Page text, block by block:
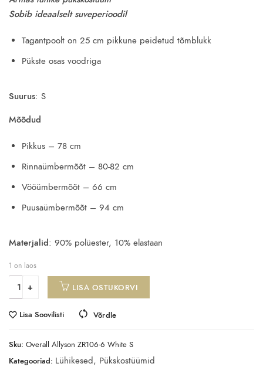
was:
8.80€.
Sobib ideaalselt suveperioodil
Tagantpoolt on 25 cm pikkune peidetud tõmblukk
Pükste osas voodriga
Suurus: S
Mõõdud
Pikkus – 78 cm
Rinnaümbermõõt – 80-82 cm
Vööümbermõõt – 66 cm
Puusaümbermõõt – 94 cm
Materjalid: 90% polüester, 10% elastaan
1 on laos
LISA OSTUKORVI
Lisa Soovilisti Võrdle
Sku: Overall Allyson ZR106-6 White S
Kategooriad: Lühikesed, Pükskostüümid